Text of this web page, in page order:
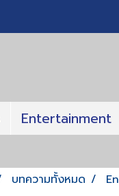
Entertainment
บทความทั้งหมด